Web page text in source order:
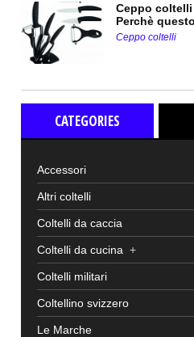
Ceppo
Perchè
Ceppo coltelli
CATEGORIES
Accessori
Altri coltelli
Coltelli da caccia
Coltelli da cucina +
Coltelli militari
Coltellino svizzero
Le Marche